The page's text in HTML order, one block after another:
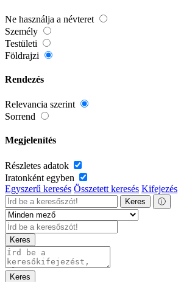
Ne használja a névteret
Személy
Testületi
Földrajzi
Rendezés
Relevancia szerint
Sorrend
Megjelenítés
Részletes adatok
Iratonként egyben
Egyszerű keresés Összetett keresés Kifejezés
Keres ⓘ
Keres
Keres